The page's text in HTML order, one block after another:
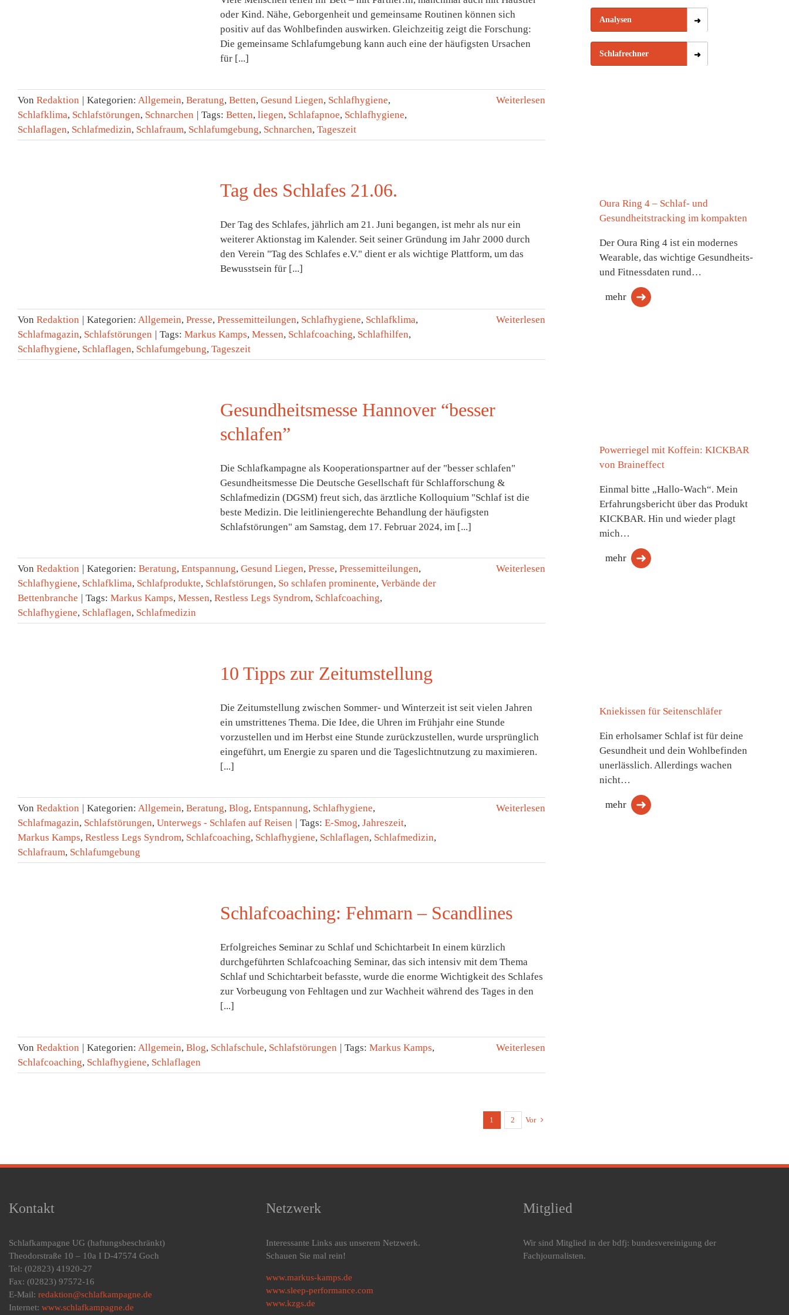
oder Kind. Nähe, Geborgenheit und gemeinsame Routinen können sich
positiv auf das Wohlbefinden auswirken. Gleichzeitig zeigt die Forschung:
Die gemeinsame Schlafumgebung kann auch eine der häufigsten Ursachen
für [...]
Von Redaktion | Kategorien: Allgemein, Beratung, Betten, Gesund Liegen, Schlafhygiene,
Schlafklima, Schlafstörungen, Schnarchen | Tags: Betten, liegen, Schlafapnoe, Schlafhygiene,
Schlaflagen, Schlafmedizin, Schlafraum, Schlafumgebung, Schnarchen, Tageszeit
Weiterlesen
Tag des Schlafes 21.06.
Der Tag des Schlafes, jährlich am 21. Juni begangen, ist mehr als nur ein
weiterer Aktionstag im Kalender. Seit seiner Gründung im Jahr 2000 durch
den Verein "Tag des Schlafes e.V." dient er als wichtige Plattform, um das
Bewusstsein für [...]
Von Redaktion | Kategorien: Allgemein, Presse, Pressemitteilungen, Schlafhygiene, Schlafklima,
Schlafmagazin, Schlafstörungen | Tags: Markus Kamps, Messen, Schlafcoaching, Schlafhilfen,
Schlafhygiene, Schlaflagen, Schlafumgebung, Tageszeit
Weiterlesen
Gesundheitsmesse Hannover “besser
schlafen”
Die Schlafkampagne als Kooperationspartner auf der "besser schlafen"
Gesundheitsmesse Die Deutsche Gesellschaft für Schlafforschung &
Schlafmedizin (DGSM) freut sich, das ärztliche Kolloquium "Schlaf ist die
beste Medizin. Die leitliniengerechte Behandlung der häufigsten
Schlafstörungen" am Samstag, dem 17. Februar 2024, im [...]
Von Redaktion | Kategorien: Beratung, Entspannung, Gesund Liegen, Presse, Pressemitteilungen,
Schlafhygiene, Schlafklima, Schlafprodukte, Schlafstörungen, So schlafen prominente, Verbände der
Bettenbranche | Tags: Markus Kamps, Messen, Restless Legs Syndrom, Schlafcoaching,
Schlafhygiene, Schlaflagen, Schlafmedizin
Weiterlesen
10 Tipps zur Zeitumstellung
Die Zeitumstellung zwischen Sommer- und Winterzeit ist seit vielen Jahren
ein umstrittenes Thema. Die Idee, die Uhren im Frühjahr eine Stunde
vorzustellen und im Herbst eine Stunde zurückzustellen, wurde ursprünglich
eingeführt, um Energie zu sparen und die Tageslichtnutzung zu maximieren.
[...]
Von Redaktion | Kategorien: Allgemein, Beratung, Blog, Entspannung, Schlafhygiene,
Schlafmagazin, Schlafstörungen, Unterwegs - Schlafen auf Reisen | Tags: E-Smog, Jahreszeit,
Markus Kamps, Restless Legs Syndrom, Schlafcoaching, Schlafhygiene, Schlaflagen, Schlafmedizin,
Schlafraum, Schlafumgebung
Weiterlesen
Schlafcoaching: Fehmarn – Scandlines
Erfolgreiches Seminar zu Schlaf und Schichtarbeit In einem kürzlich
durchgeführten Schlafcoaching Seminar, das sich intensiv mit dem Thema
Schlaf und Schichtarbeit befasste, wurde die enorme Wichtigkeit des Schlafes
zur Vorbeugung von Fehltagen und zur Wachheit während des Tages in den
[...]
Von Redaktion | Kategorien: Allgemein, Blog, Schlafschule, Schlafstörungen | Tags: Markus Kamps,
Schlafcoaching, Schlafhygiene, Schlaflagen
Weiterlesen
1 2 Vor
Analysen
Schlafrechner
Oura Ring 4 – Schlaf- und
Gesundheitstracking im kompakten
Der Oura Ring 4 ist ein modernes
Wearable, das wichtige Gesundheits-
und Fitnessdaten rund…
mehr
Powerriegel mit Koffein: KICKBAR
von Braineffect
Einmal bitte „Hallo-Wach“. Mein
Erfahrungsbericht über das Produkt
KICKBAR. Hin und wieder plagt
mich…
mehr
Kniekissen für Seitenschläfer
Ein erholsamer Schlaf ist für deine
Gesundheit und dein Wohlbefinden
unerlässlich. Allerdings wachen
nicht…
mehr
Kontakt
Schlafkampagne UG (haftungsbeschränkt)
Theodorstraße 10 – 10a I D-47574 Goch
Tel: (02823) 41920-27
Fax: (02823) 97572-16
E-Mail: redaktion@schlafkampagne.de
Internet: www.schlafkampagne.de
Netzwerk
Interessante Links aus unserem Netzwerk.
Schauen Sie mal rein!
www.markus-kamps.de
www.sleep-performance.com
www.kzgs.de
Mitglied
Wir sind Mitglied in der bdfj: bundesvereinigung der
Fachjournalisten.